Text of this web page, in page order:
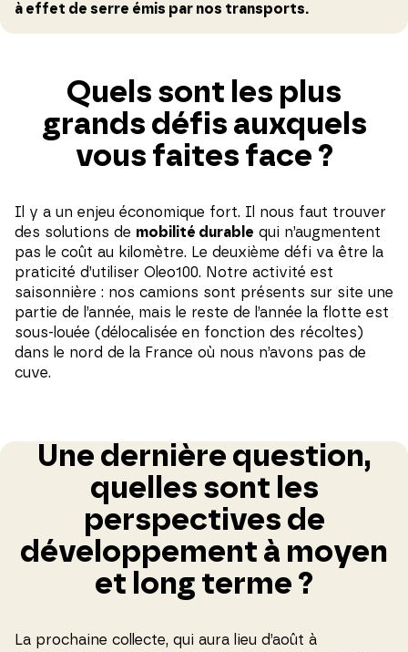
à effet de serre émis par nos transports.
Quels sont les plus
grands défis auxquels
vous faites face ?
Il y a un enjeu économique fort. Il nous faut trouver
des solutions de mobilité durable qui n’augmentent
pas le coût au kilomètre. Le deuxième défi va être la
praticité d’utiliser Oleo100. Notre activité est
saisonnière : nos camions sont présents sur site une
partie de l’année, mais le reste de l’année la flotte est
sous-louée (délocalisée en fonction des récoltes)
dans le nord de la France où nous n’avons pas de
cuve.
Une dernière question,
quelles sont les
perspectives de
développement à moyen
et long terme ?
La prochaine collecte, qui aura lieu d’août à